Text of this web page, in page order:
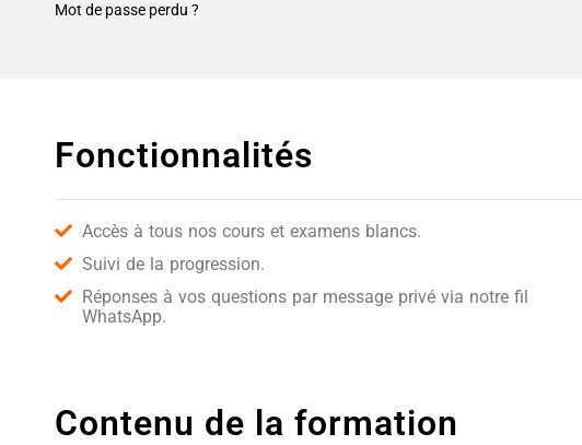
Mot de passe perdu ?
Fonctionnalités
Accès à tous nos cours et examens blancs.
Suivi de la progression.
Réponses à vos questions par message privé via notre fil
WhatsApp.
Contenu de la formation